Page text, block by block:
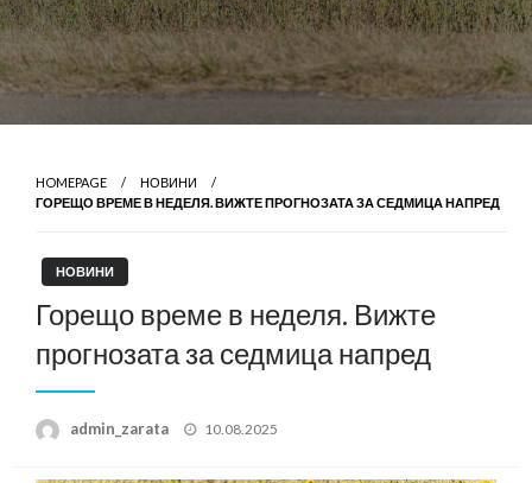
HOMEPAGE
НОВИНИ
ГОРЕЩО ВРЕМЕ В НЕДЕЛЯ. ВИЖТЕ ПРОГНОЗАТА ЗА СЕДМИЦА НАПРЕД
НОВИНИ
Горещо време в неделя. Вижте
прогнозата за седмица напред
admin_zarata
Posted
10.08.2025